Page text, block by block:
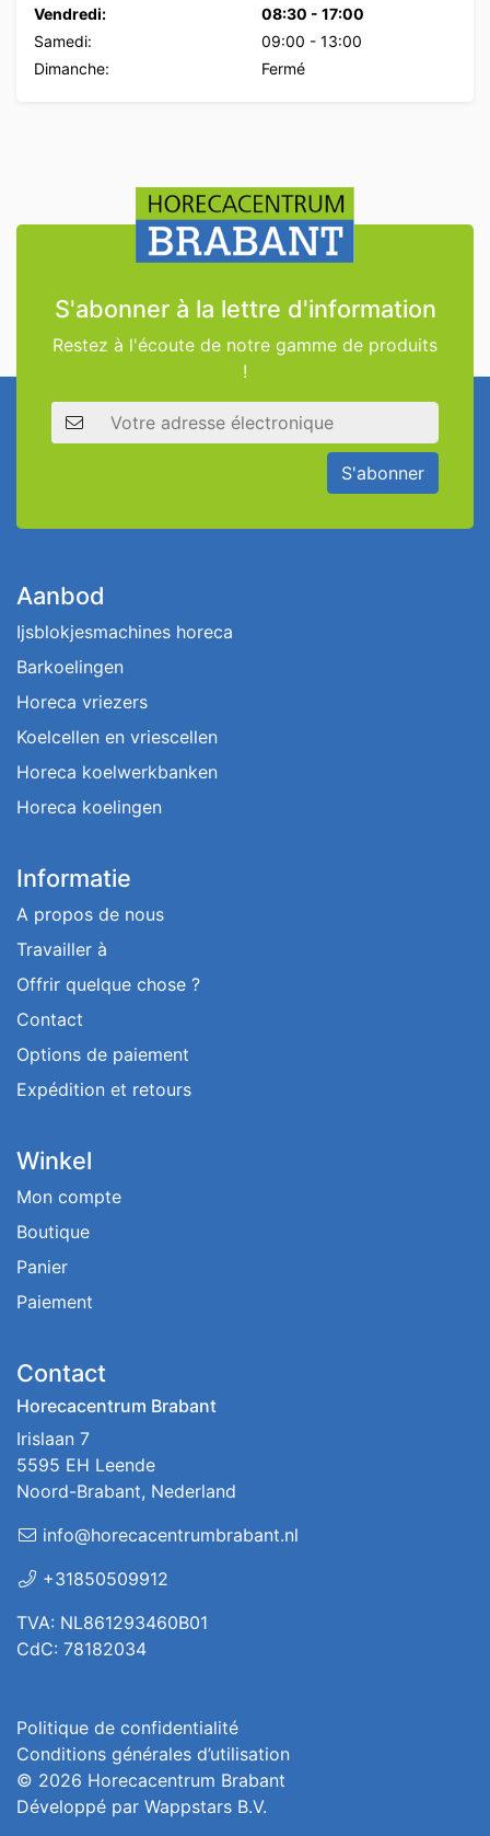
Vendredi:
08:30 - 17:00
Samedi:
09:00 - 13:00
Dimanche:
Fermé
S'abonner à la lettre d'information
Restez à l'écoute de notre gamme de produits
!
Adresse électronique
S'abonner
Aanbod
Ijsblokjesmachines horeca
Barkoelingen
Horeca vriezers
Koelcellen en vriescellen
Horeca koelwerkbanken
Horeca koelingen
Informatie
A propos de nous
Travailler à
Offrir quelque chose ?
Contact
Options de paiement
Expédition et retours
Winkel
Mon compte
Boutique
Panier
Paiement
Contact
Horecacentrum Brabant
Irislaan 7
5595 EH Leende
Noord-Brabant, Nederland
info@horecacentrumbrabant.nl
+31850509912
TVA: NL861293460B01
CdC: 78182034
Politique de confidentialité
Conditions générales d’utilisation
© 2026 Horecacentrum Brabant
Développé par Wappstars B.V.